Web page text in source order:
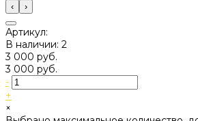
‹ ›
Артикул:
В наличии: 2
3 000 руб.
3 000 руб.
-
+
×